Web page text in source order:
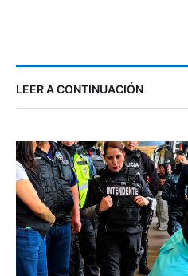
LEER A CONTINUACIÓN